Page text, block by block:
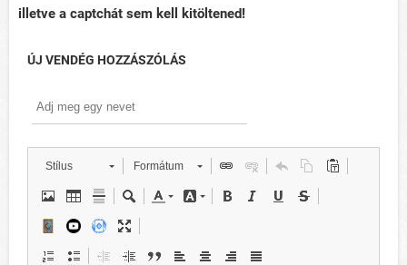
illetve a captchát sem kell kitöltened!
ÚJ VENDÉG HOZZÁSZÓLÁS
Stílus Formátum